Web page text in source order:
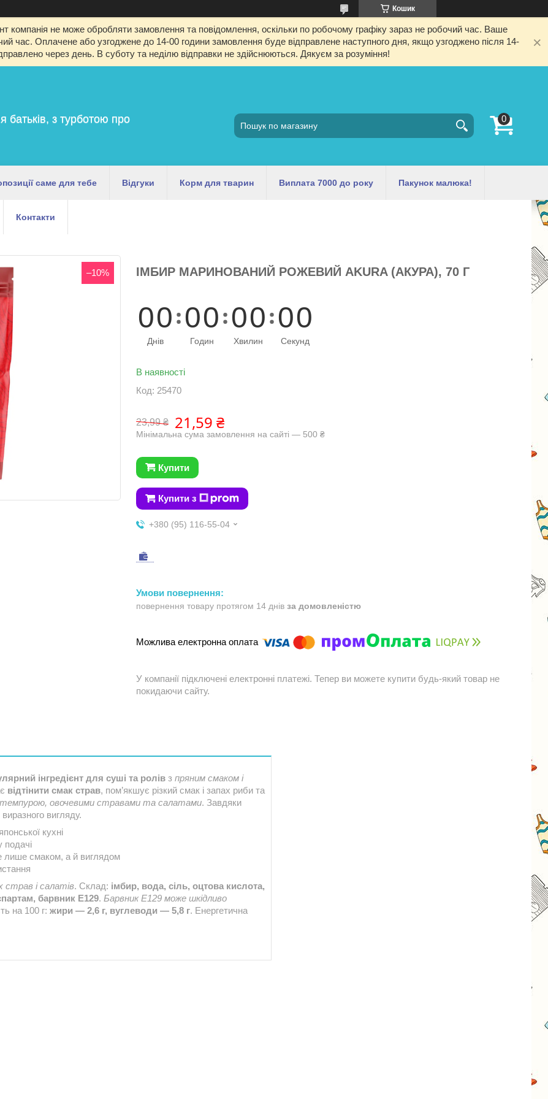
Кошик
не може обробляти замовлення та повідомлення, оскільки по робочому графіку зараз не робочий час. Ваше
час. Оплачене або узгоджене до 14-00 години замовлення буде відправлене наступного дня, якщо узгоджено після 14-
через день. В суботу та неділю відправки не здійснюються. Дякуєм за розуміння!
батьків, з турботою про
саме для тебе Відгуки Корм для тварин Виплата 7000 до року Пакунок малюка!
Контакти
–10% ІМБИР МАРИНОВАНИЙ РОЖЕВИЙ AKURA (АКУРА), 70 Г
00
Днів
00
Годин
00
Хвилин
00
Секунд
В наявності
Код: 25470
23,99 ₴ 21,59 ₴
Мінімальна сума замовлення на сайті — 500 ₴
Купити
Купити з
+380 (95) 116-55-04
повернення товару протягом 14 днів за домовленістю
У компанії підключені електронні платежі. Тепер ви можете купити будь-який товар не
покидаючи сайту.
інгредієнт для суші та ролів з пряним смаком і
відтінити смак страв, пом’якшує різкий смак і запах риби та
темпурою, овочевими стравами та салатами. Завдяки
вигляду.
кухні
подачі
смаком, а й виглядом
страв і салатів. Склад: імбир, вода, сіль, оцтова кислота,
барвник Е129. Барвник Е129 може шкідливо
на 100 г: жири — 2,6 г, вуглеводи — 5,8 г. Енергетична